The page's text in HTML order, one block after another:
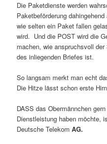
Die Paketdienste werden
Paketbeförderung
wie selten ein Paket fallen
wird. Und die POST wird die
machen, wie anspruchsvoll
des inliegenden Briefes ist.
So langsam merkt man echt
Die Hitze lässt schon erste
DASS das Obermännchen
Dienstleistung haben möchte,
Deutsche TelekomAG.